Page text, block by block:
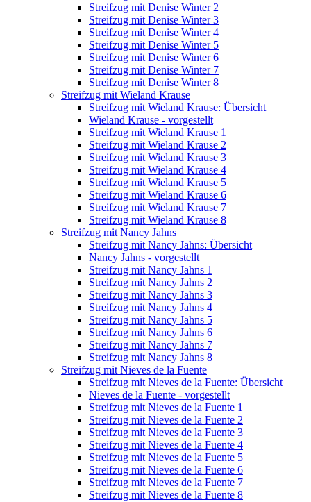
Streifzug mit Denise Winter 2
Streifzug mit Denise Winter 3
Streifzug mit Denise Winter 4
Streifzug mit Denise Winter 5
Streifzug mit Denise Winter 6
Streifzug mit Denise Winter 7
Streifzug mit Denise Winter 8
Streifzug mit Wieland Krause
Streifzug mit Wieland Krause: Übersicht
Wieland Krause - vorgestellt
Streifzug mit Wieland Krause 1
Streifzug mit Wieland Krause 2
Streifzug mit Wieland Krause 3
Streifzug mit Wieland Krause 4
Streifzug mit Wieland Krause 5
Streifzug mit Wieland Krause 6
Streifzug mit Wieland Krause 7
Streifzug mit Wieland Krause 8
Streifzug mit Nancy Jahns
Streifzug mit Nancy Jahns: Übersicht
Nancy Jahns - vorgestellt
Streifzug mit Nancy Jahns 1
Streifzug mit Nancy Jahns 2
Streifzug mit Nancy Jahns 3
Streifzug mit Nancy Jahns 4
Streifzug mit Nancy Jahns 5
Streifzug mit Nancy Jahns 6
Streifzug mit Nancy Jahns 7
Streifzug mit Nancy Jahns 8
Streifzug mit Nieves de la Fuente
Streifzug mit Nieves de la Fuente: Übersicht
Nieves de la Fuente - vorgestellt
Streifzug mit Nieves de la Fuente 1
Streifzug mit Nieves de la Fuente 2
Streifzug mit Nieves de la Fuente 3
Streifzug mit Nieves de la Fuente 4
Streifzug mit Nieves de la Fuente 5
Streifzug mit Nieves de la Fuente 6
Streifzug mit Nieves de la Fuente 7
Streifzug mit Nieves de la Fuente 8